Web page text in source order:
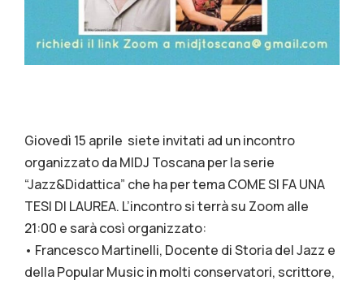
Giovedì 15 aprile siete invitati ad un incontro
organizzato da MIDJ Toscana per la serie
“Jazz&Didattica” che ha per tema COME SI FA UNA
TESI DI LAUREA. L’incontro si terrà su Zoom alle
21:00 e sarà così organizzato:
• Francesco Martinelli, Docente di Storia del Jazz e
della Popular Music in molti conservatori, scrittore,